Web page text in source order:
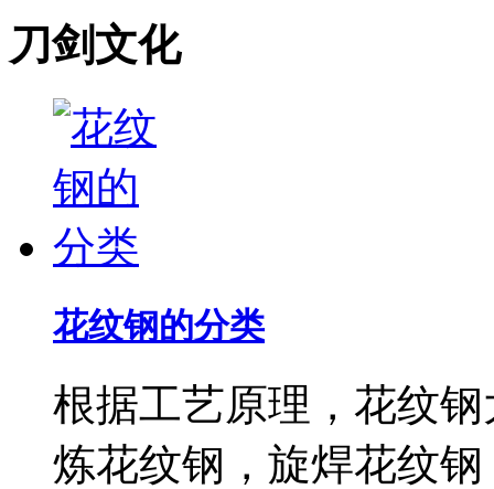
刀剑文化
花纹钢的分类
根据工艺原理，花纹
炼花纹钢，旋焊花纹